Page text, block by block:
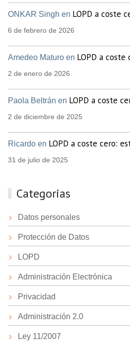
ONKAR Singh en LOPD a coste
6 de febrero de 2026
Amedeo Maturo en LOPD a coste
2 de enero de 2026
Paola Beltrán en LOPD a coste
2 de diciembre de 2025
Ricardo en LOPD a coste cero:
31 de julio de 2025
Categorias
Datos personales
Protección de Datos
LOPD
Administración Electrónica
Privacidad
Administración 2.0
Ley 11/2007